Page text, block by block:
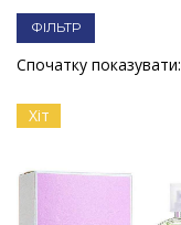
ФІЛЬТР
Спочатку показувати:
Хіт